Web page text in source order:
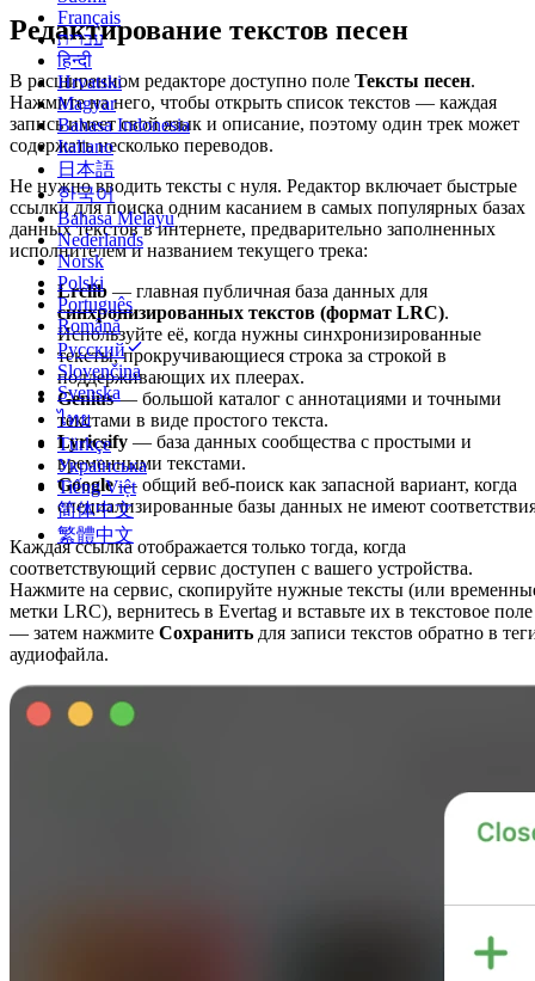
Français
עברית
हिन्दी
Hrvatski
Magyar
Bahasa Indonesia
Italiano
日本語
한국어
Bahasa Melayu
Nederlands
Norsk
Polski
Português
Română
Русский
Slovenčina
Svenska
ไทย
Türkçe
Українська
Tiếng Việt
简体中文
繁體中文
Редактирование текстов песен
В расширенном редакторе доступно поле Тексты песен.
Нажмите на него, чтобы открыть список текстов — каждая
запись имеет свой язык и описание, поэтому один трек может
содержать несколько переводов.
Не нужно вводить тексты с нуля. Редактор включает быстрые
ссылки для поиска одним касанием в самых популярных базах
данных текстов в интернете, предварительно заполненных
исполнителем и названием текущего трека:
Lrclib — главная публичная база данных для
синхронизированных текстов (формат LRC).
Используйте её, когда нужны синхронизированные
тексты, прокручивающиеся строка за строкой в
поддерживающих их плеерах.
Genius— большой каталог с аннотациями и точными
текстами в виде простого текста.
Lyricsify — база данных сообщества с простыми и
временными текстами.
Google— общий веб-поиск как запасной вариант, когда
специализированные базы данных не имеют
Каждая ссылка отображается только тогда, когда
соответствующий сервис доступен с вашего устройства.
Нажмите на сервис, скопируйте нужные тексты (или
метки LRC), вернитесь в Evertag и вставьте их в текстовое поле
— затем нажмите Сохранить для записи текстов обратно в
аудиофайла.